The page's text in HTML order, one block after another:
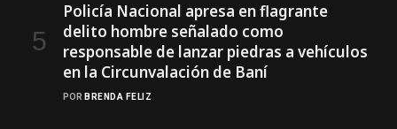
Policía Nacional apresa en flagrante
delito hombre señalado como
responsable de lanzar piedras a vehículos
en la Circunvalación de Baní
POR BRENDA FELIZ